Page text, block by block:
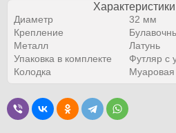
Диаметр
32 мм
Крепление
Металл
Латунь
Упаковка в комплекте
Футляр с
Колодка
Муаровая